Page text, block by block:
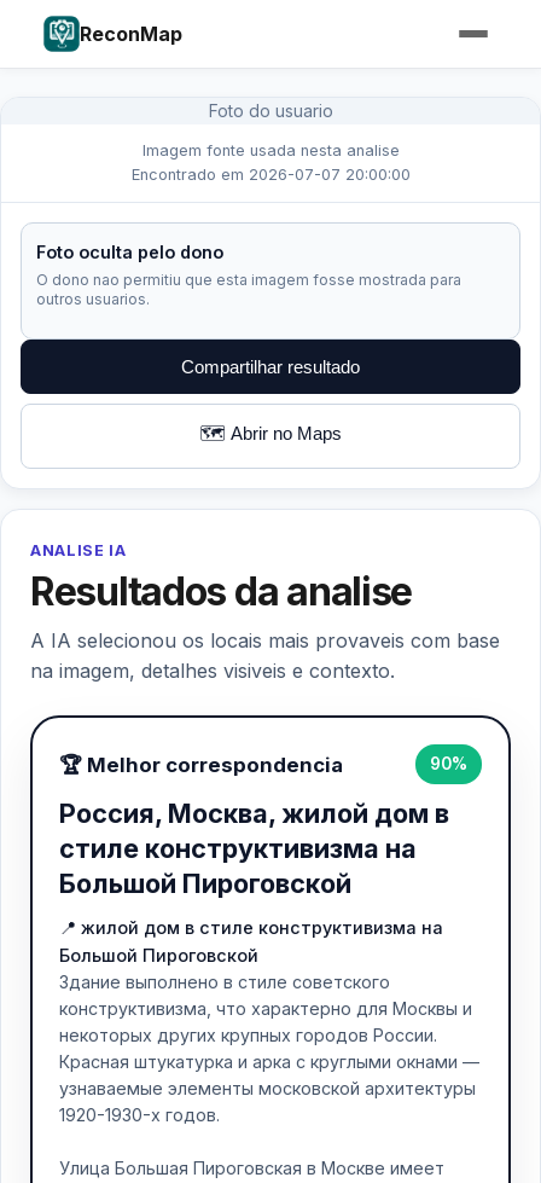
ReconMap
Foto do usuario
Imagem fonte usada nesta analise
Encontrado em 2026-07-07 20:00:00
Foto oculta pelo dono
O dono nao permitiu que esta imagem fosse mostrada para
outros usuarios.
Compartilhar resultado
🗺️ Abrir no Maps
ANALISE IA
Resultados da analise
A IA selecionou os locais mais provaveis com base
na imagem, detalhes visiveis e contexto.
🏆 Melhor correspondencia 90%
Россия, Москва, жилой дом в
стиле конструктивизма на
Большой Пироговской
📍 жилой дом в стиле конструктивизма на
Большой Пироговской
Здание выполнено в стиле советского
конструктивизма, что характерно для Москвы и
некоторых других крупных городов России.
Красная штукатурка и арка с круглыми окнами —
узнаваемые элементы московской архитектуры
1920-1930-х годов.
Улица Большая Пироговская в Москве имеет